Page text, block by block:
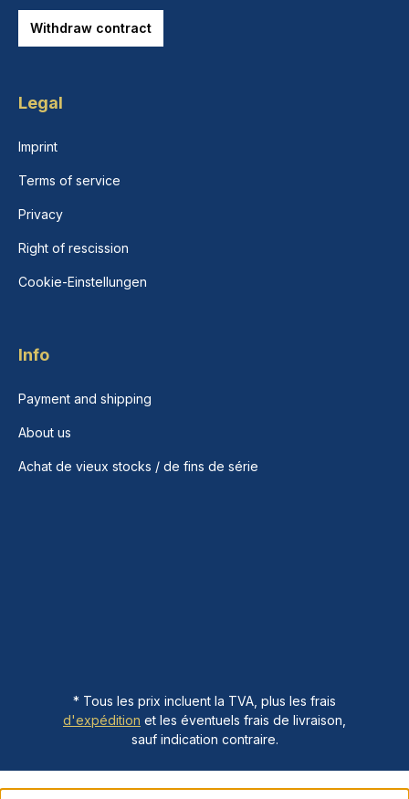
Withdraw contract
Legal
Imprint
Terms of service
Privacy
Right of rescission
Cookie-Einstellungen
Info
Payment and shipping
About us
Achat de vieux stocks / de fins de série
* Tous les prix incluent la TVA, plus les frais
d'expédition et les éventuels frais de livraison,
sauf indication contraire.